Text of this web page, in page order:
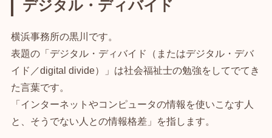
デジタル・ディバイド
横浜事務所の黒川です。
表題の「デジタル・ディバイド（またはデジタル・デバ
イド／digital divide）」は社会福祉士の勉強をしてでてき
た言葉です。
「インターネットやコンピュータの情報を使いこなす人
と、そうでない人との情報格差」を指します。